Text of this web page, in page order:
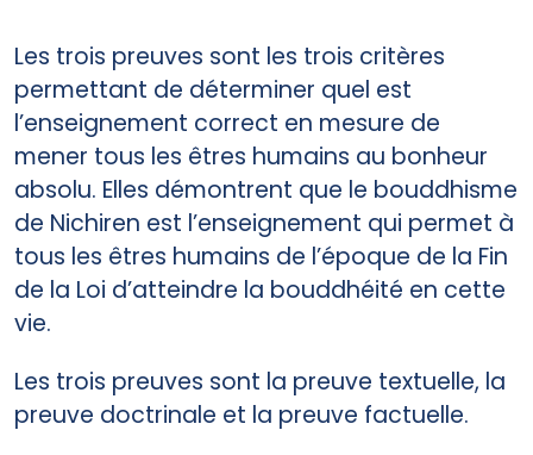
Les trois preuves sont les trois critères
permettant de déterminer quel est
l’enseignement correct en mesure de
mener tous les êtres humains au bonheur
absolu. Elles démontrent que le bouddhisme
de Nichiren est l’enseignement qui permet à
tous les êtres humains de l’époque de la Fin
de la Loi d’atteindre la bouddhéité en cette
vie.
Les trois preuves sont la preuve textuelle, la
preuve doctrinale et la preuve factuelle.